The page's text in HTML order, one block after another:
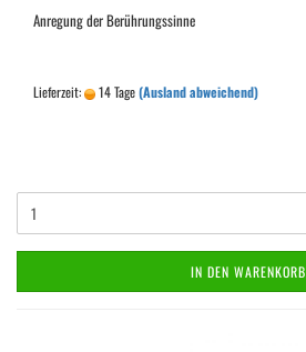
Anregung der Berührungssinne
Lieferzeit: 14 Tage(Ausland abweichend)
IN DEN WARENKORB